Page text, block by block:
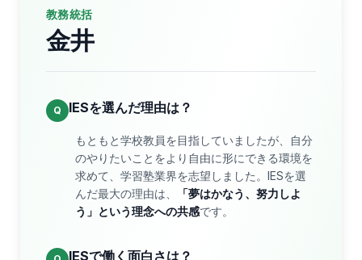
教務統括
金井
Q IESを選んだ理由は？
もともと学校教員を目指していましたが、自分
のやりたいことをより自由に形にできる環境を
求めて、学習塾業界を志望しました。IESを選
んだ最大の理由は、
「夢はかなう、努力しよ
う」という理念への共感です。
IESで働く面白さは？